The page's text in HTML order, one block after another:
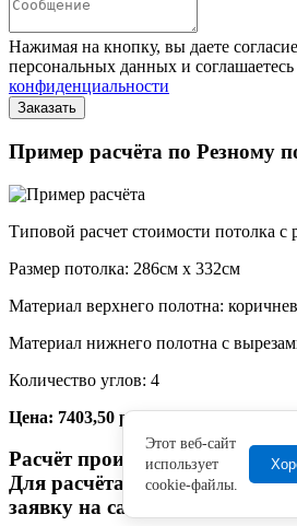
Этот веб-сайт
использует
cookie-файлы.
Нажимая на кнопку, вы даете
персональных данных и соглашаетесь
конфиденциальности
Пример расчёта по Резному
Типовой расчет стоимости потолка
Размер потолка: 286см x 332см
Материал верхнего полотна:
Материал нижнего полотна с
Количество углов: 4
Цена: 7403,50 руб.
Расчёт произведён по
Для расчёта стоимости
заявку на сайте.